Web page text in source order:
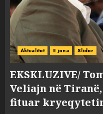
Aktualitet E jona Slider
EKSKLUZIVE/
Veliajn në
fituar